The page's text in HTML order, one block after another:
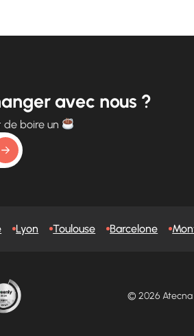
avec nous ?
boire un
Lyon Toulouse Barcelone
© 2026 Atecna